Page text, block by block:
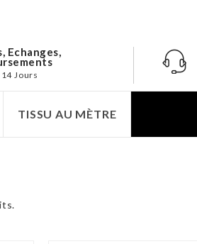
Echanges,
Jours
TISSU AU MÈTRE